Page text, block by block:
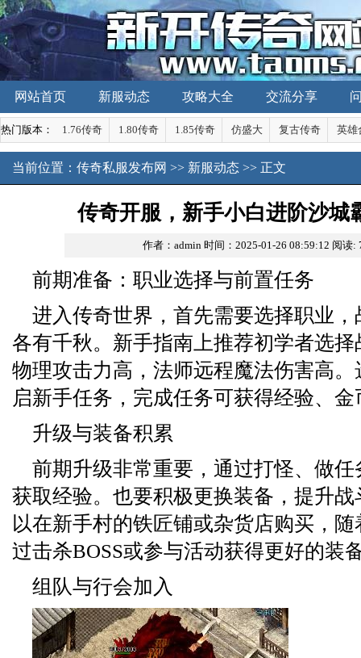
网站首页 新服动态 攻略大全 交流分享
热门版本： 1.76传奇 1.80传奇 1.85传奇 仿盛大 复古传奇 英雄
当前位置： 传奇私服发布网 >> 新服动态 >> 正文
传奇开服，新手小白进阶沙城
作者：admin 时间：2025-01-26 08:59:12 阅读:
前期准备：职业选择与前置任务
进入传奇世界，首先需要选择职业
各有千秋。新手指南上推荐初学者选
物理攻击力高，法师远程魔法伤害高
启新手任务，完成任务可获得经验、
升级与装备积累
前期升级非常重要，通过打怪、做
获取经验。也要积极更换装备，提升
以在新手村的铁匠铺或杂货店购买，
过击杀BOSS或参与活动获得更好的装
组队与行会加入